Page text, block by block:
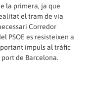
la primera, ja que
el tram de via
Corredor
PSOE es resisteixen a
impuls al tràfic
de Barcelona.